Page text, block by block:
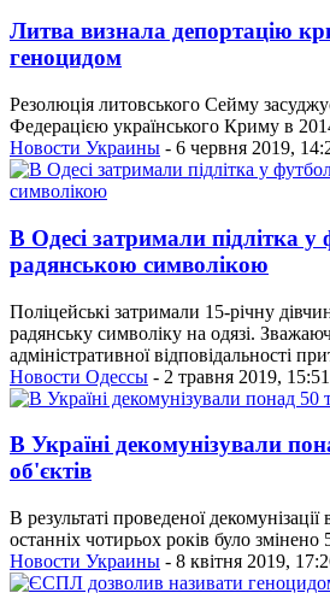
Литва визнала депортацію
геноцидом
Резолюція литовського Сейму
Федерацією українського Криму в
Новости Украины - 6 червня 2019,
В Одесі затримали підлітка у
радянською символікою
Поліцейські затримали 15-річну
радянську символіку на одязі.
адміністративної відповідальності
Новости Одессы - 2 травня 2019, 15:51
В Україні декомунізували
об'єктів
В результаті проведеної
останніх чотирьох років було змінено
Новости Украины - 8 квітня 2019,